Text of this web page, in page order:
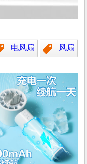
电风扇 风扇